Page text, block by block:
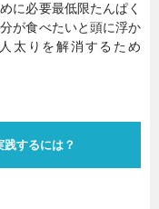
に必要最低限たんぱく
が食べたいと頭に浮か
太りを解消するため
するには？